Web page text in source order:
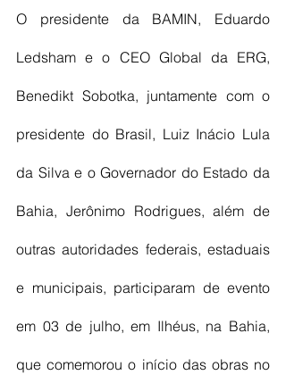
O presidente da BAMIN, Eduardo
Ledsham e o CEO Global da ERG,
Benedikt Sobotka, juntamente com o
presidente do Brasil, Luiz Inácio Lula
da Silva e o Governador do Estado da
Bahia, Jerônimo Rodrigues, além de
outras autoridades federais, estaduais
e municipais, participaram de evento
em 03 de julho, em Ilhéus, na Bahia,
que comemorou o início das obras no